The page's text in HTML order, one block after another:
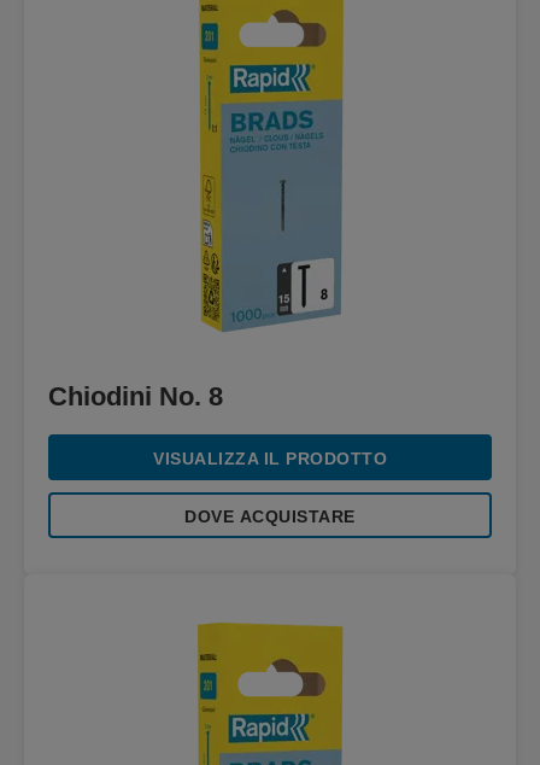
Chiodini No. 8
VISUALIZZA IL PRODOTTO
DOVE ACQUISTARE